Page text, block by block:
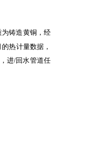
铸造黄铜，经
的热计量数据，
进/回水管道任